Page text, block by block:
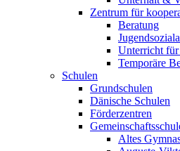
Zentrum für
Beratung
Unterricht
Temporäre
Schulen
Grundschulen
Dänische Schulen
Förderzentren
Altes